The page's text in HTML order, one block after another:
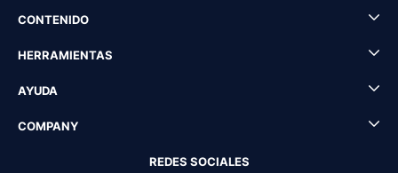
CONTENIDO
HERRAMIENTAS
AYUDA
COMPANY
REDES SOCIALES